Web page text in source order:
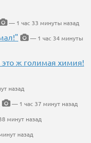
— 1 час 33 минуты назад
— 1 час 34 минуты
ж голимая химия!
назад
— 1 час 37 минут назад
минут назад
назад